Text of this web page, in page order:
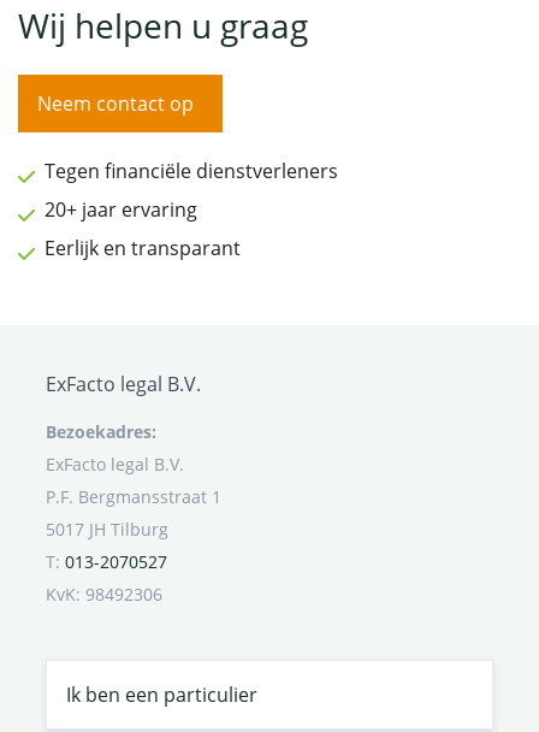
Wij helpen u graag
Neem contact op
Tegen financiële dienstverleners
20+ jaar ervaring
Eerlijk en transparant
ExFacto legal B.V.
Bezoekadres:
ExFacto legal B.V.
P.F. Bergmansstraat 1
5017 JH Tilburg
T: 013-2070527
KvK: 98492306
Ik ben een particulier